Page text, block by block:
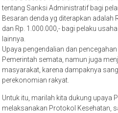
tentang Sanksi Administratif bagi
Besaran denda yg diterapkan adalah
dan Rp. 1.000.000,- bagi pelaku
lainnya.
Upaya pengendalian dan
Pemerintah semata, namun juga
masyarakat, karena dampaknya
perekonomian rakyat.
Untuk itu, marilah kita dukung upaya
melaksanakan Protokol Kesehatan,